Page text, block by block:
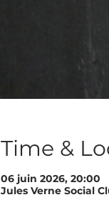
Time &
06 juin 2026, 20:00
Jules Verne Social